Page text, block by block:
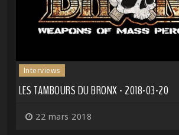
Interviews
LES TAMBOURS DU BRONX - 2018-03-20
22 mars 2018